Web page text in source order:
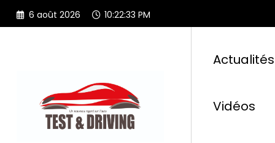
Aller
6 août 2026 10:22:35 PM
Actualités
Vidéos